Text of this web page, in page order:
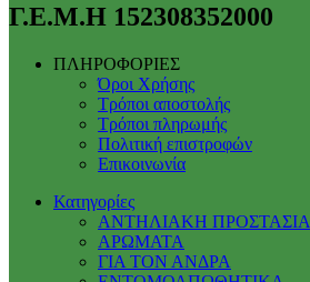
Γ.Ε.Μ.Η 152308352000
ΠΛΗΡΟΦΟΡΙΕΣ
Όροι Χρήσης
Τρόποι αποστολής
Τρόποι πληρωμής
Πολιτική επιστροφών
Επικοινωνία
Κατηγορίες
ΑΝΤΗΛΙΑΚΗ ΠΡΟΣΤΑΣΙΑ
ΑΡΩΜΑΤΑ
ΓΙΑ ΤΟΝ ΑΝΔΡΑ